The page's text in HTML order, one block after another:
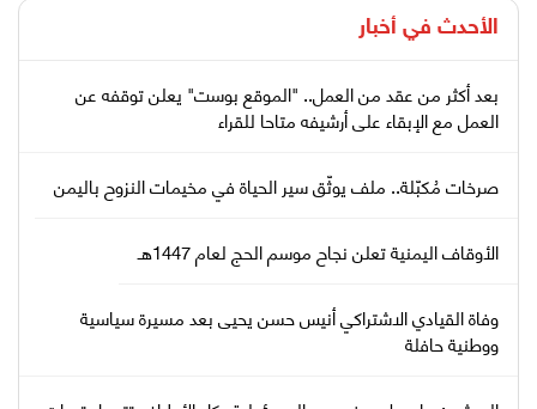
الأحدث في أخبار
بعد أكثر من عقد من العمل.. "الموقع بوست" يعلن توقفه عن
العمل مع الإبقاء على أرشيفه متاحا للقراء
صرخات مُكبّلة.. ملف يوثّق سير الحياة في مخيمات النزوح باليمن
الأوقاف اليمنية تعلن نجاح موسم الحج لعام 1447هـ
وفاة القيادي الاشتراكي أنيس حسن يحيى بعد مسيرة سياسية
ووطنية حافلة